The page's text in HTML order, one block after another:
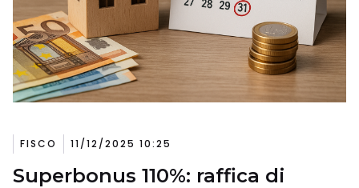
FISCO 11/12/2025 10:25
Superbonus 110%: raffica di